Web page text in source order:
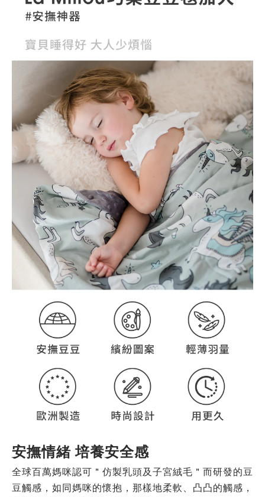
安撫情緒 培養安全感
全球百萬媽咪認可＂仿製乳頭及子宮絨毛＂而研發的豆
豆觸感，如同媽咪的懷抱，那樣地柔軟、凸凸的觸感，